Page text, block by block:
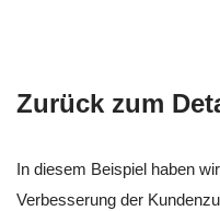
Zurück zum
In diesem Beispiel haben
Verbesserung der